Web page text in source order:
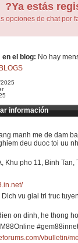
?Ya estás
opciones de chat por
el blog: No hay
información
manh me de dam
deu duoc toi uu
Khu pho 11, Binh
vu giai tri truc
on dinh, he thong
vbulletin/